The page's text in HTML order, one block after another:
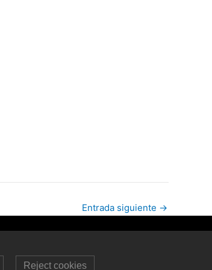
Entrada siguiente →
Reject cookies